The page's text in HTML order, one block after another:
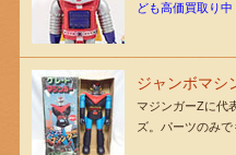
ども高価買取り中
ジャンボマシ
マジンガーZに代
ズ。パーツのみで